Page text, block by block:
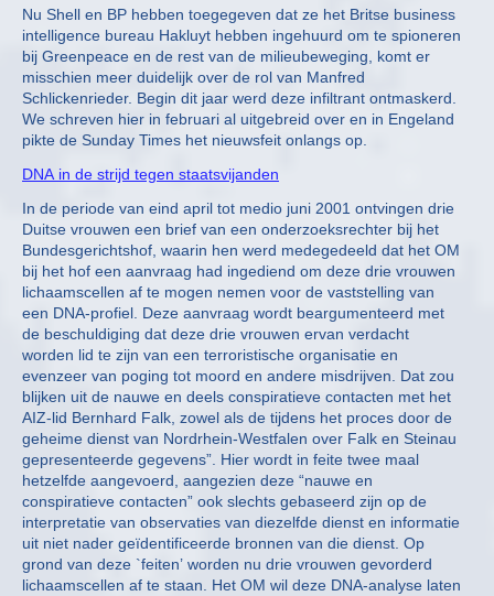
Nu Shell en BP hebben toegegeven dat ze het Britse business
intelligence bureau Hakluyt hebben ingehuurd om te spioneren
bij Greenpeace en de rest van de milieubeweging, komt er
misschien meer duidelijk over de rol van Manfred
Schlickenrieder. Begin dit jaar werd deze infiltrant ontmaskerd.
We schreven hier in februari al uitgebreid over en in Engeland
pikte de Sunday Times het nieuwsfeit onlangs op.
DNA in de strijd tegen staatsvijanden
In de periode van eind april tot medio juni 2001 ontvingen drie
Duitse vrouwen een brief van een onderzoeksrechter bij het
Bundesgerichtshof, waarin hen werd medegedeeld dat het OM
bij het hof een aanvraag had ingediend om deze drie vrouwen
lichaamscellen af te mogen nemen voor de vaststelling van
een DNA-profiel. Deze aanvraag wordt beargumenteerd met
de beschuldiging dat deze drie vrouwen ervan verdacht
worden lid te zijn van een terroristische organisatie en
evenzeer van poging tot moord en andere misdrijven. Dat zou
blijken uit de nauwe en deels conspiratieve contacten met het
AIZ-lid Bernhard Falk, zowel als de tijdens het proces door de
geheime dienst van Nordrhein-Westfalen over Falk en Steinau
gepresenteerde gegevens”. Hier wordt in feite twee maal
hetzelfde aangevoerd, aangezien deze “nauwe en
conspiratieve contacten” ook slechts gebaseerd zijn op de
interpretatie van observaties van diezelfde dienst en informatie
uit niet nader geïdentificeerde bronnen van die dienst. Op
grond van deze `feiten’ worden nu drie vrouwen gevorderd
lichaamscellen af te staan. Het OM wil deze DNA-analyse laten